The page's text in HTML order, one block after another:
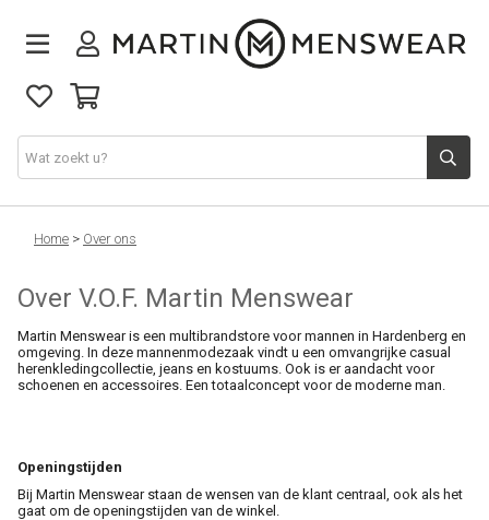
Nieuw binnen
Collectie
Jeans
Merken
Home > Over ons
Over V.O.F. Martin Menswear
Martin Menswear is een multibrandstore voor mannen in Hardenberg en
omgeving. In deze mannenmodezaak vindt u een omvangrijke casual
herenkledingcollectie, jeans en kostuums. Ook is er aandacht voor
schoenen en accessoires. Een totaalconcept voor de moderne man.
Openingstijden
Bij Martin Menswear staan de wensen van de klant centraal, ook als het
gaat om de openingstijden van de winkel.